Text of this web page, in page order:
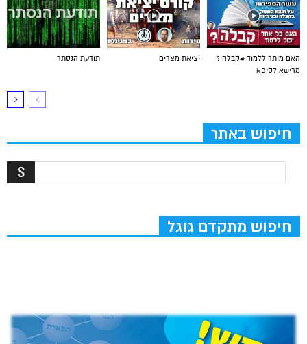
תודעת הנסתר יציאת מצרים
האם מותר ללמוד #קבלה ?
מרישא לסיפא
חיפוש באתר
חיפוש מתקדם גוגל